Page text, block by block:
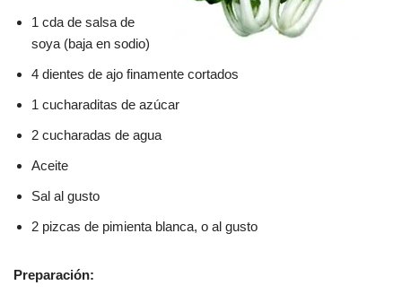
1 cda de salsa de
soya (baja en sodio)
4 dientes de ajo finamente cortados
1 cucharaditas de azúcar
2 cucharadas de agua
Aceite
Sal al gusto
2 pizcas de pimienta blanca, o al gusto
Preparación: